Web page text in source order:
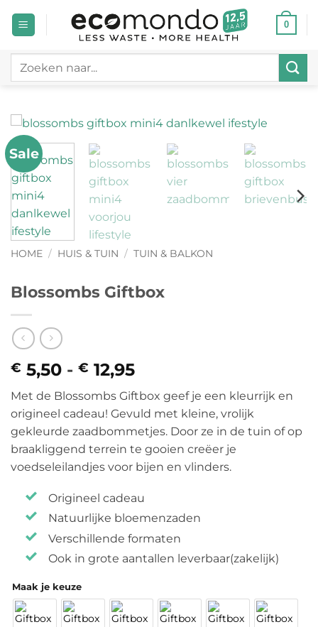
naar
0
Zoeken
Sale
HOME / HUIS & TUIN / TUIN & BALKON
Blossombs Giftbox
€ 5,50 - € 12,95
€ 5,50
tot
€ 12,95
Met de Blossombs Giftbox geef je een kleurrijk en
origineel cadeau! Gevuld met kleine, vrolijk
gekleurde zaadbommetjes. Door ze in de tuin of op
braakliggend terrein te gooien creëer je
voedseleilandjes voor bijen en vlinders.
Origineel cadeau
Natuurlijke bloemenzaden
Verschillende formaten
Ook in grote aantallen leverbaar(zakelijk)
Maak je keuze